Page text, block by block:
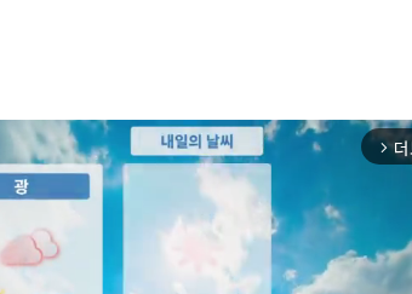
arrow_forward_ios